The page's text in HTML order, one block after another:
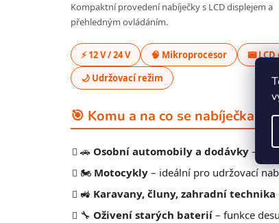
Kompaktní provedení nabíječky s LCD displejem a
přehledným ovládáním.
⚡ 12 V / 24 V 🧠 Mikroprocesor 📟
🌙 Udržovací režim
🎯 Komu a na co se nabíječka
🚗 Osobní automobily a dodávky –
🏍️ Motocykly – ideální pro udržovací
🚜 Karavany, čluny, zahradní technika
🔧 Oživení starých baterií – funkce